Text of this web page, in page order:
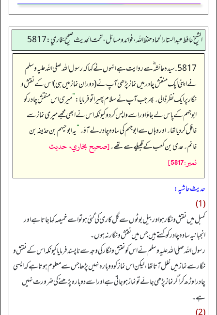
الشيخ حافط عبدالستار الحماد حفظ الله، فوائد و مسائل، تحت الحديث صحيح بخاري:5817
5817. سیدہ عائشہ‬ ؓ س‬ے روایت ہے انہوں نے کہا کہ رسول اللہ صلی اللہ علیہ وسلم
نے اپنی ایک منقش چادر میں نماز پڑھی آپ نے (دوران نماز میں ہی) اس کے نقش و
نگار پر ایک نظر ڈالی۔ پھر جب آپ نے سلام پھیرا تو فرمایا:”میری اس منقش چادر کو
ابو جہم کے پاس لے جاؤ اور اسے واپس کر دو کیونکہ اس نے ابھی مجھے میری نماز سے
غافل کر دیا تھا۔ اور وہاں سے ابو جہم کی سادہ چادر لے آؤ۔“یہ ابو حیہم بن حذیفہ بن
غانم۔ عدی بن کعب کے قبیلے سے تھے۔[صحيح بخاري، حديث
نمبر:5817]
حدیث حاشیہ:
(1)
کمبل میں نقش و نگار ہو اور بیل بوٹوں سے گل کاری کی گئی ہو تو اسے خمیصہ کہا جاتا ہے اور
انجبانیہ سادہ چادر کو کہتے ہیں جس میں نقش و نگار نہ ہوں۔
رسول اللہ صلی اللہ علیہ وسلم نے اس کو نقش و نگار کی وجہ سے ناپسند فرمایا کیونکہ اس کے نقش و
نگار سے نماز میں خلل آتا تھا، لیکن اس نماز کو دوبارہ نہیں پڑھا جس سے معلوم ہوتا ہے کہ ایسی
چادر اوڑھ کر اگر نماز پڑھی جائے تو نماز ہو جاتی ہے اور اسے دوبارہ پڑھنے کی ضرورت نہیں
ہے۔